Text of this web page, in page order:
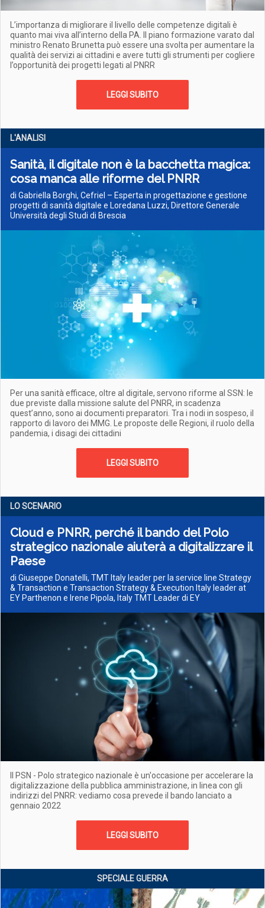
L’importanza di migliorare il livello delle competenze digitali è
quanto mai viva all’interno della PA. Il piano formazione varato dal
ministro Renato Brunetta può essere una svolta per aumentare la
qualità dei servizi ai cittadini e avere tutti gli strumenti per cogliere
l’opportunità dei progetti legati al PNRR
LEGGI SUBITO
L'ANALISI
Sanità, il digitale non è la bacchetta magica:
cosa manca alle riforme del PNRR
di Gabriella Borghi, Cefriel – Esperta in progettazione e gestione
progetti di sanità digitale e Loredana Luzzi, Direttore Generale
Università degli Studi di Brescia
Per una sanità efficace, oltre al digitale, servono riforme al SSN: le
due previste dalla missione salute del PNRR, in scadenza
quest’anno, sono ai documenti preparatori. Tra i nodi in sospeso, il
rapporto di lavoro dei MMG. Le proposte delle Regioni, il ruolo della
pandemia, i disagi dei cittadini
LEGGI SUBITO
LO SCENARIO
Cloud e PNRR, perché il bando del Polo
strategico nazionale aiuterà a digitalizzare il
Paese
di Giuseppe Donatelli, TMT Italy leader per la service line Strategy
& Transaction e Transaction Strategy & Execution Italy leader at
EY Parthenon e Irene Pipola, Italy TMT Leader di EY
Il PSN - Polo strategico nazionale è un'occasione per accelerare la
digitalizzazione della pubblica amministrazione, in linea con gli
indirizzi del PNRR: vediamo cosa prevede il bando lanciato a
gennaio 2022
LEGGI SUBITO
SPECIALE GUERRA